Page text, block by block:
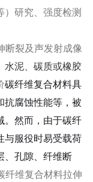
）研究、强度检测
断裂及声发射成像
水泥、碳质或橡胶
碳纤维复合材料具
抗腐蚀性能等，被
。然而，由于碳纤
与服役时易受载荷
、孔隙、纤维断
纤维复合材料拉伸